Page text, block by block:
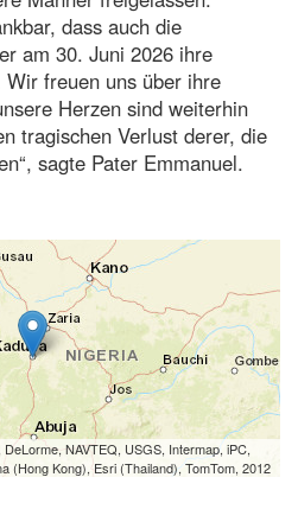
dass auch die
am 30. Juni 2026 ihre
freuen uns über ihre
Herzen sind weiterhin
tragischen Verlust derer, die
sagte Pater Emmanuel.
NAVTEQ, USGS, Intermap, iPC,
(Hong Kong), Esri (Thailand), TomTom, 2012